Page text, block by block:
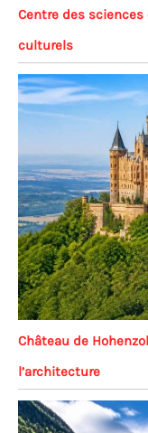
Centre des
culturels
Château de
l’architecture